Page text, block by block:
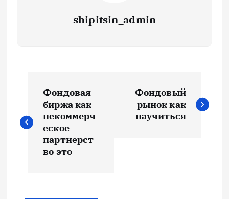
shipitsin_admin
а
в
Фондовая
биржа как
некоммерч
еское
партнерст
во это
Фондовый
рынок как
научиться